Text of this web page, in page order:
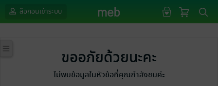
ล็อกอินเข้าระบบ
ขออภัยด้วยนะคะ
ไม่พบข้อมูลในหัวข้อที่คุณกำลังชมค่ะ